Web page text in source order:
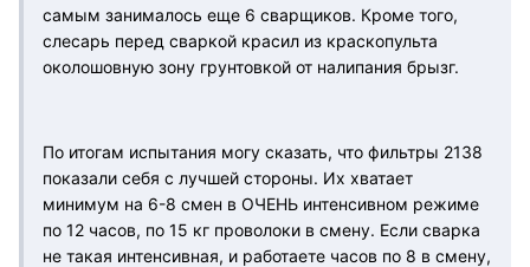
самым занималось еще 6 сварщиков. Кроме того,
слесарь перед сваркой красил из краскопульта
околошовную зону грунтовкой от налипания брызг.
По итогам испытания могу сказать, что фильтры 2138
показали себя с лучшей стороны. Их хватает
минимум на 6-8 смен в ОЧЕНЬ интенсивном режиме
по 12 часов, по 15 кг проволоки в смену. Если сварка
не такая интенсивная, и работаете часов по 8 в смену,